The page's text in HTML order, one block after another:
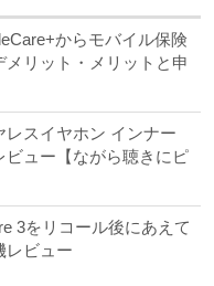
からモバイル保険
メリット・メリットと申
レスイヤホン インナー
ビュー【ながら聴きにピ
3をリコール後にあえて
レビュー